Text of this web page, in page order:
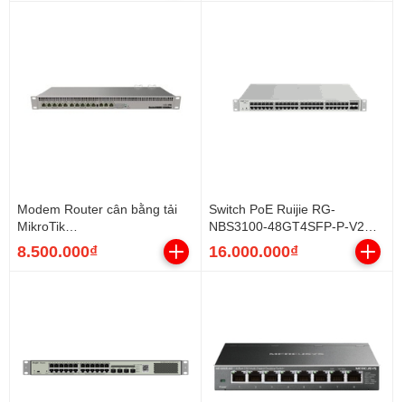
Modem Router cân bằng tải
MikroTik
RB1100AHx4(RB1100x4) (500
user)
8.500.000₫
Switch PoE Ruijie RG-
NBS3100-48GT4SFP-P-V2
(48 cổng PoE Gigabit, 4 SFP,
370W)
16.000.000₫